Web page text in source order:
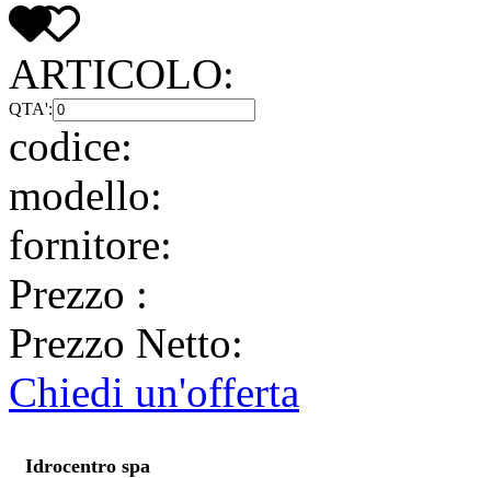
ARTICOLO:
QTA':
codice:
modello:
fornitore:
Prezzo :
Prezzo Netto:
Chiedi un'offerta
Idrocentro spa